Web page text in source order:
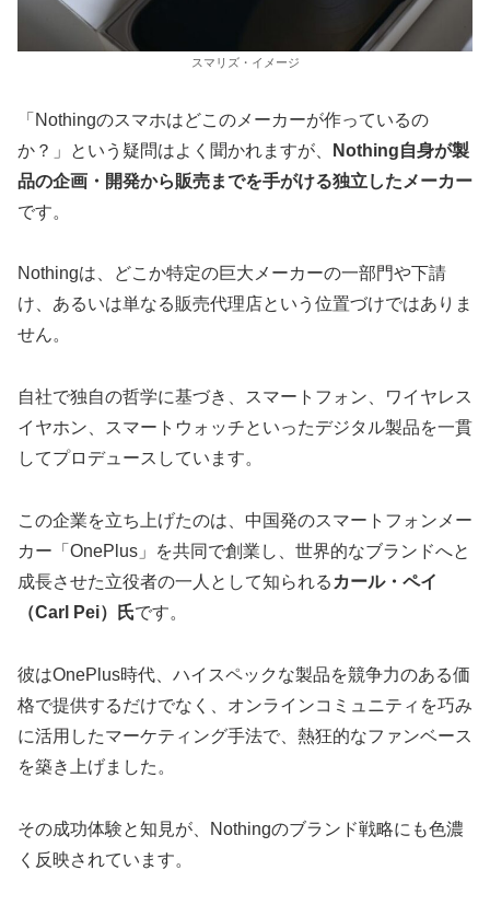
スマリズ・イメージ
「Nothingのスマホはどこのメーカーが作っているの
か？」という疑問はよく聞かれますが、
Nothing自身が製
品の企画・開発から販売までを手がける独立したメーカー
です。
Nothingは、どこか特定の巨大メーカーの一部門や下請
け、あるいは単なる販売代理店という位置づけではありま
せん。
自社で独自の哲学に基づき、スマートフォン、ワイヤレス
イヤホン、スマートウォッチといったデジタル製品を一貫
してプロデュースしています。
この企業を立ち上げたのは、中国発のスマートフォンメー
カー「OnePlus」を共同で創業し、世界的なブランドへと
成長させた立役者の一人として知られる カール・ペイ
（Carl Pei）氏です。
彼はOnePlus時代、ハイスペックな製品を競争力のある価
格で提供するだけでなく、オンラインコミュニティを巧み
に活用したマーケティング手法で、熱狂的なファンベース
を築き上げました。
その成功体験と知見が、Nothingのブランド戦略にも色濃
く反映されています。